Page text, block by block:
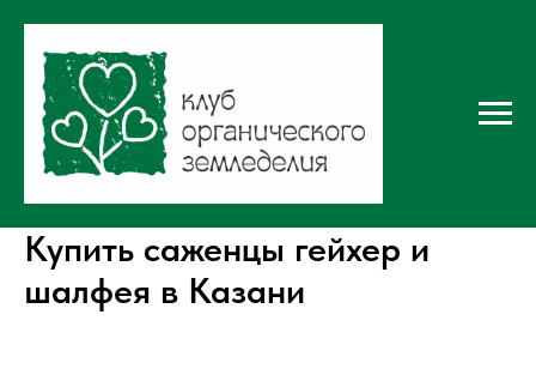
Купить саженцы гейхер и
шалфея в Казани